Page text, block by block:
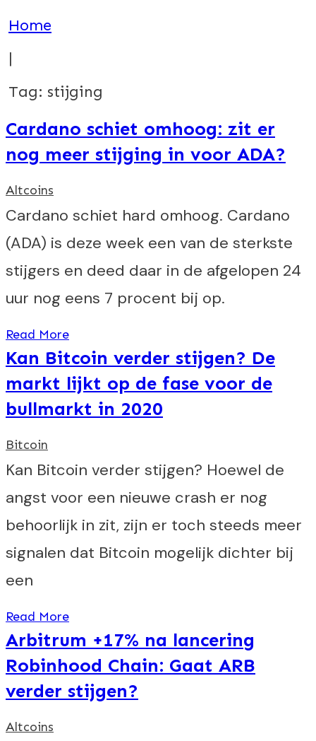
Home
|
Tag: stijging
Cardano schiet omhoog: zit er
nog meer stijging in voor ADA?
Altcoins
Cardano schiet hard omhoog. Cardano
(ADA) is deze week een van de sterkste
stijgers en deed daar in de afgelopen 24
uur nog eens 7 procent bij op.
Read More
Kan Bitcoin verder stijgen? De
markt lijkt op de fase voor de
bullmarkt in 2020
Bitcoin
Kan Bitcoin verder stijgen? Hoewel de
angst voor een nieuwe crash er nog
behoorlijk in zit, zijn er toch steeds meer
signalen dat Bitcoin mogelijk dichter bij
een
Read More
Arbitrum +17% na lancering
Robinhood Chain: Gaat ARB
verder stijgen?
Altcoins